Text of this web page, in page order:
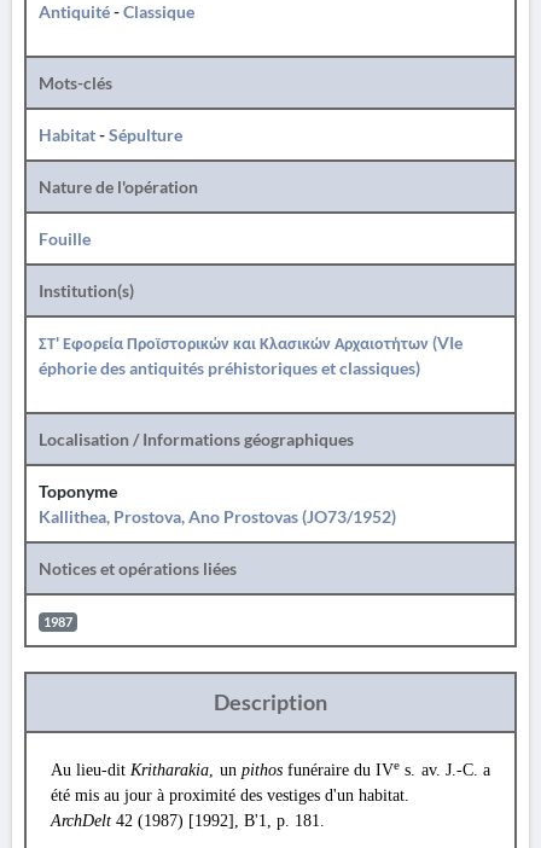
Antiquité-Classique
Mots-clés
Habitat-Sépulture
Nature de l'opération
Fouille
Institution(s)
ΣΤ' Εφορεία Προϊστορικών και Κλασικών Αρχαιοτήτων (VIe
éphorie des antiquités préhistoriques et classiques)
Localisation / Informations géographiques
Toponyme
Kallithea, Prostova, Ano Prostovas (JO73/1952)
Notices et opérations liées
1987
Description
Au lieu-ditKritharakia, un pithos funéraire du IVe s. av. J.-C. a
été mis au jour à proximité des vestiges d'un habitat.
ArchDelt 42 (1987) [1992], Β'1, p. 181.